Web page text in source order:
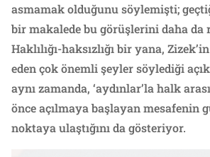
asmamak olduğunu söylemişti;
bir makalede bu görüşlerini daha
Haklılığı-haksızlığı bir yana,
eden çok önemli şeyler söylediği
aynı zamanda, ‘aydınlar’la halk
önce açılmaya başlayan mesafenin
noktaya ulaştığını da gösteriyor.